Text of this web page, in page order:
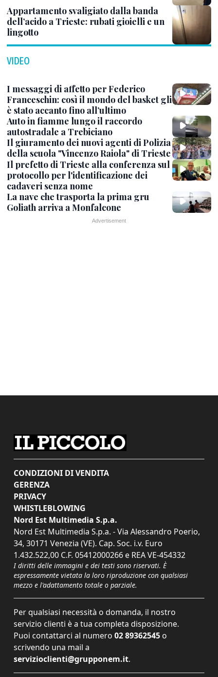
Appartamento svaligiato dalla banda
dell’acido a Trieste: rubati gioielli e un
lingotto
VIDEO
I messaggi di affetto per Federico
Franceschin: così il mondo del basket gli
è stato accanto fino all’ultimo
Auto in fiamme lungo il raccordo
autostradale a Trebiciano
Il giuramento dei nuovi agenti di Polizia
della scuola "Vincenzo Raiola" di Trieste
Il prefetto di Trieste alla conferenza sul
protocollo per l'identificazione dei
cadaveri senza nome
La nave che trasporta la prima gru
Goliath arriva a Monfalcone
CONDIZIONI DI VENDITA
GERENZA
PRIVACY
WHISTLEBLOWING
Nord Est Multimedia S.p.a.
Nord Est Multimedia S.p.a. - Via Alessandro Poerio,
34, 30171 Venezia (VE). Cap. Soc. i.v. Euro
1.432.522,00 C.F. 05412000266 e REA VE-454332
I diritti delle immagini e dei testi sono riservati. È
espressamente vietata la loro riproduzione con qualsiasi
mezzo e l'adattamento totale o parziale.
Per qualsiasi necessità o domanda, il nostro
servizio clienti è a tua completa disposizione.
Puoi contattarci al numero 02 89362545 o
scrivendo una mail a
servizioclienti@grupponem.it.